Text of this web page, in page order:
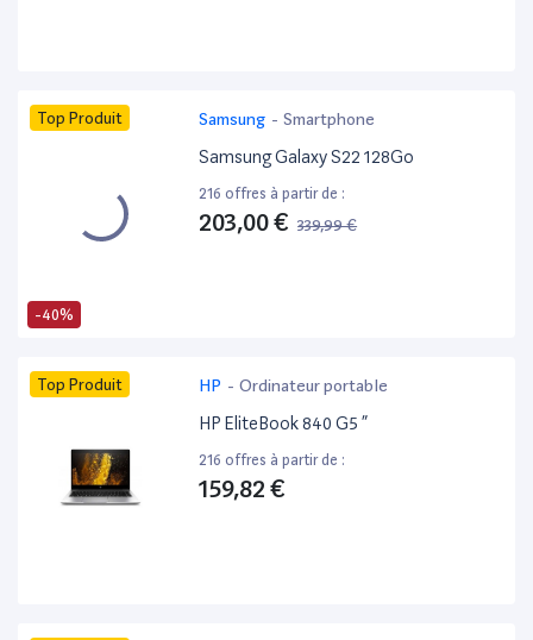
-40%
Top Produit Samsung - Smartphone
Samsung Galaxy S22 128Go
216 offres à partir de :
203,00 € 339,99 €
Top Produit HP - Ordinateur portable
HP EliteBook 840 G5 ”
216 offres à partir de :
159,82 €